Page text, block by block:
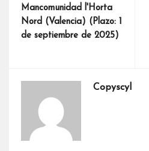
Mancomunidad l'Horta
Nord (Valencia) (Plazo: 1
de septiembre de 2025)
Copyscyl